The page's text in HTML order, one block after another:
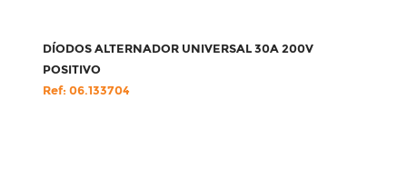
DÍODOS ALTERNADOR UNIVERSAL 30A 200V
POSITIVO
Ref: 06.133704